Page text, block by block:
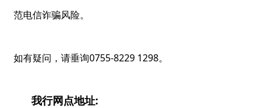
范电信诈骗风险。
如有疑问，请垂询0755-8229 1298。
我行网点地址: